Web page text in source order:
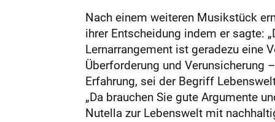
Nach einem weiteren Musikstück
ihrer Entscheidung indem er sagte:
Lernarrangement ist geradezu eine
Überforderung und Verunsicherung
Erfahrung, sei der Begriff
„Da brauchen Sie gute Argumente
Nutella zur Lebenswelt mit